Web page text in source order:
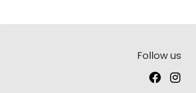
Follow us
F
a
I
n